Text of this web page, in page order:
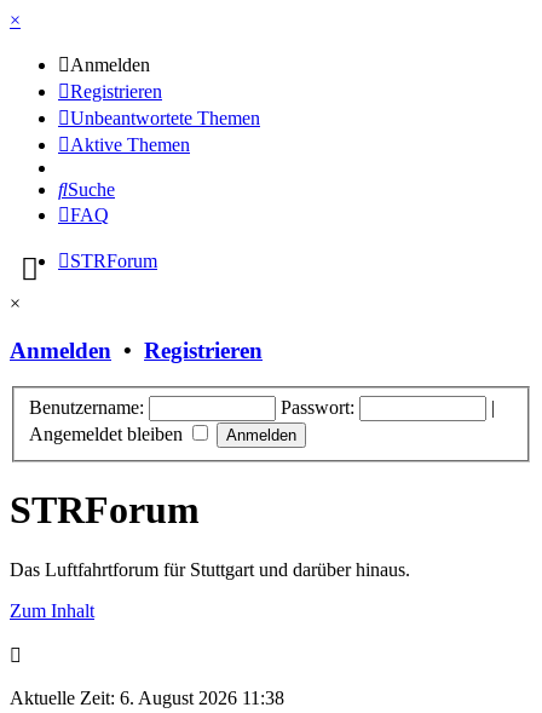
×
Anmelden
Registrieren
Unbeantwortete Themen
Aktive Themen
Suche
FAQ
STRForum
×
Anmelden • Registrieren
Benutzername: Passwort:
|
Angemeldet bleiben
STRForum
Das Luftfahrtforum für Stuttgart und darüber hinaus.
Zum Inhalt
Aktuelle Zeit: 6. August 2026 11:38